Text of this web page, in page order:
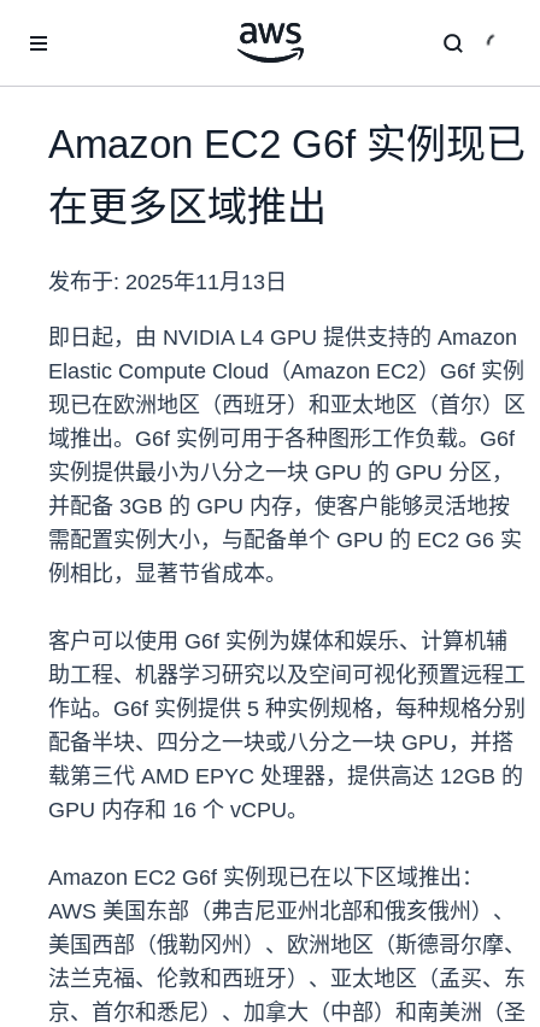
Amazon EC2 G6f 实例现已
在更多区域推出
发布于: 2025年11月13日
即日起，由 NVIDIA L4 GPU 提供支持的 Amazon
Elastic Compute Cloud（Amazon EC2）G6f 实例
现已在欧洲地区（西班牙）和亚太地区（首尔）区
域推出。G6f 实例可用于各种图形工作负载。G6f
实例提供最小为八分之一块 GPU 的 GPU 分区，
并配备 3GB 的 GPU 内存，使客户能够灵活地按
需配置实例大小，与配备单个 GPU 的 EC2 G6 实
例相比，显著节省成本。
客户可以使用 G6f 实例为媒体和娱乐、计算机辅
助工程、机器学习研究以及空间可视化预置远程工
作站。G6f 实例提供 5 种实例规格，每种规格分别
配备半块、四分之一块或八分之一块 GPU，并搭
载第三代 AMD EPYC 处理器，提供高达 12GB 的
GPU 内存和 16 个 vCPU。
Amazon EC2 G6f 实例现已在以下区域推出：
AWS 美国东部（弗吉尼亚州北部和俄亥俄州）、
美国西部（俄勒冈州）、欧洲地区（斯德哥尔摩、
法兰克福、伦敦和西班牙）、亚太地区（孟买、东
京、首尔和悉尼）、加拿大（中部）和南美洲（圣